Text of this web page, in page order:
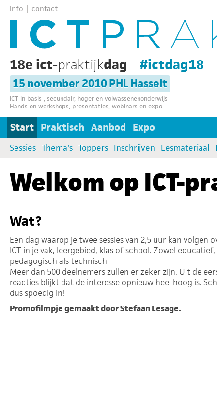
info contact
18e ict-praktijkdag #ictdag18
15 november 2010 PHL Hasselt
ICT in basis-, secundair, hoger en volwassenenonderwijs
Hands-on workshops, presentaties, webinars en expo
Start Praktisch Aanbod Expo
Sessies Thema's Toppers Inschrijven Lesmateriaal
Welkom op ICT-
Wat?
Een dag waarop je twee sessies van 2,5 uur kan volgen
ICT in je vak, leergebied, klas of school. Zowel educatief,
pedagogisch als technisch.
Meer dan 500 deelnemers zullen er zeker zijn. Uit de
reacties blijkt dat de interesse opnieuw heel hoog is.
dus spoedig in!
Promofilmpje gemaakt door Stefaan Lesage.